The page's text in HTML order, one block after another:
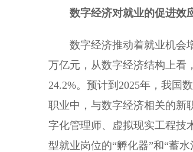
数字经济对就业的促进效
数字经济推动着就业机会增
万亿元，从数字经济结构上看
24.2%。预计到2025年，我国
职业中，与数字经济相关的新
字化管理师、虚拟现实工程技
型就业岗位的“孵化器”和“蓄